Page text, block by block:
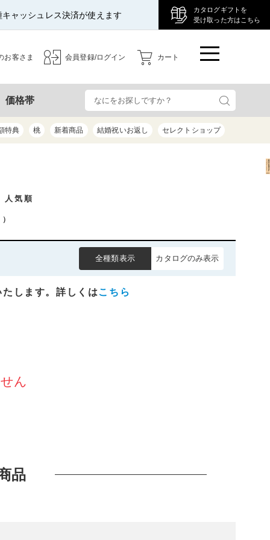
キャッシュレス決済が使えます
カタログギフトを
受け取った方はこちら
お客さま 会員登録/ログイン カート
価格帯
特典 桃 新着商品 結婚祝いお返し セレクトショップ
人気順
全種類表示 カタログのみ表示
します。詳しくはこちら
ん
品